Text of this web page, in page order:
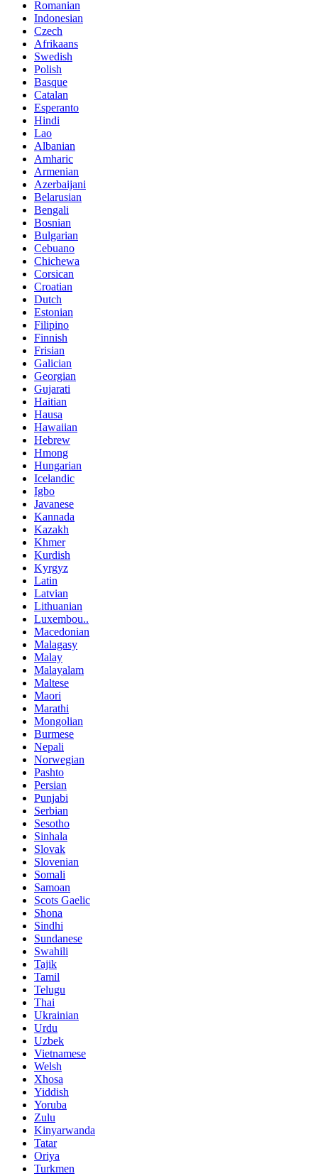
Romanian
Indonesian
Czech
Afrikaans
Swedish
Polish
Basque
Catalan
Esperanto
Hindi
Lao
Albanian
Amharic
Armenian
Azerbaijani
Belarusian
Bengali
Bosnian
Bulgarian
Cebuano
Chichewa
Corsican
Croatian
Dutch
Estonian
Filipino
Finnish
Frisian
Galician
Georgian
Gujarati
Haitian
Hausa
Hawaiian
Hebrew
Hmong
Hungarian
Icelandic
Igbo
Javanese
Kannada
Kazakh
Khmer
Kurdish
Kyrgyz
Latin
Latvian
Lithuanian
Luxembou..
Macedonian
Malagasy
Malay
Malayalam
Maltese
Maori
Marathi
Mongolian
Burmese
Nepali
Norwegian
Pashto
Persian
Punjabi
Serbian
Sesotho
Sinhala
Slovak
Slovenian
Somali
Samoan
Scots Gaelic
Shona
Sindhi
Sundanese
Swahili
Tajik
Tamil
Telugu
Thai
Ukrainian
Urdu
Uzbek
Vietnamese
Welsh
Xhosa
Yiddish
Yoruba
Zulu
Kinyarwanda
Tatar
Oriya
Turkmen